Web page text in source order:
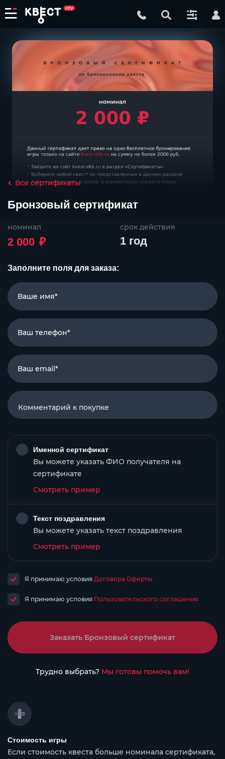
Все сертификаты
Бронзовый сертификат
номинал
2 000 ₽
срок действия
1 год
Заполните поля для заказа:
Ваше имя*
Ваш телефон*
Ваш email*
Именной сертификат
Вы можете указать ФИО получателя на
сертификате
Смотреть пример
Текст поздравления
Вы можете указать текст поздравления
Смотреть пример
Я принимаю условия Договора Оферты
Я принимаю условия Пользовательского соглашения
Заказать Бронзовый сертификат
Трудно выбрать? Мы готовы помочь вам!
Стоимость игры
Если стоимость квеста больше номинала сертификата,